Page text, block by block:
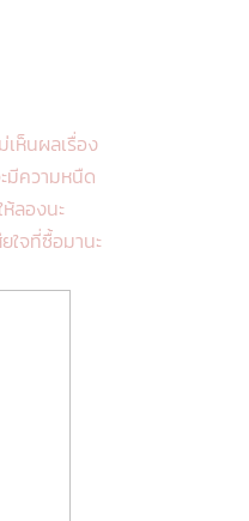
ห็นผลเรื่อง
มีความหนืด
ลองนะ
ใจที่ซื้อมานะ